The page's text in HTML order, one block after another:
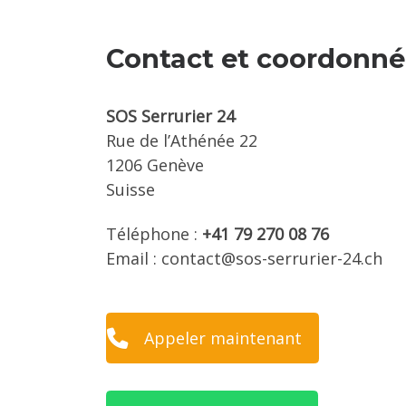
Contact et
SOS Serrurier 24
Rue de l’Athénée 22
1206 Genève
Suisse
Téléphone : +41 79 270 08 76
Email : contact@sos-serrurier-24.ch
Appeler maintenant